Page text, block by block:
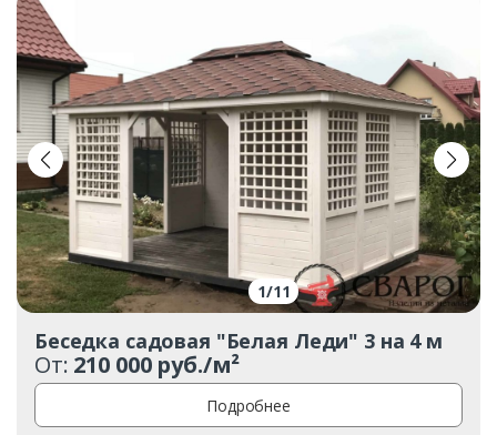
1/11
Беседка садовая "Белая Леди" 3 на 4 м
От: 210 000 руб./м²
Подробнее